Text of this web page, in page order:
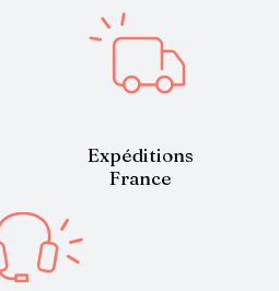
Expéditions
France